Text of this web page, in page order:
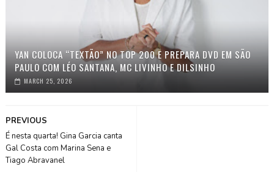
YAN COLOCA “TEXTÃO” NO TOP 200 E PREPARA DVD EM SÃO
PAULO COM LÉO SANTANA, MC LIVINHO E DILSINHO
MARCH 25, 2026
PREVIOUS
É nesta quarta! Gina Garcia canta
Gal Costa com Marina Sena e
Tiago Abravanel